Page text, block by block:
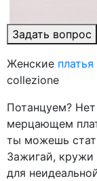
Задать вопрос
Женские
collezione
Потанцуем?
мерцающем
ты можешь
Зажигай, кружи
для